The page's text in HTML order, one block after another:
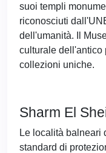
suoi templi
riconosciuti
dell'umanità. Il
culturale dell'antico
collezioni uniche.
Sharm El
Le località balneari
standard di